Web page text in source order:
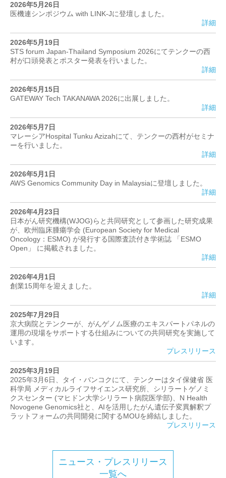
2026年5月26日
医機連シンポジウム with LINK‑Jに登壇しました。
詳細
2026年5月19日
STS forum Japan-Thailand Symposium 2026にてテンクーの西
村が口頭発表とポスター発表を行いました。
詳細
2026年5月15日
GATEWAY Tech TAKANAWA 2026に出展しました。
詳細
2026年5月7日
マレーシアHospital Tunku Azizahにて、テンクーの西村がセミナ
ーを行いました。
詳細
2026年5月1日
AWS Genomics Community Day in Malaysiaに登壇しました。
詳細
2026年4月23日
日本がん研究機構(WJOG)らと共同研究として参画した研究成果
が、欧州臨床腫瘍学会 (European Society for Medical
Oncology：ESMO) が発行する国際査読付き学術誌 「ESMO
Open」 に掲載されました。
詳細
2026年4月1日
創業15周年を迎えました。
詳細
2025年7月29日
京大病院とテンクーが、がんゲノム医療のエキスパートパネルの
運用の現場をサポートする仕組みについての共同研究を実施して
います。
プレスリリース
2025年3月19日
2025年3月6日、タイ・バンコクにて、テンクーはタイ保健省 医
科学局 メディカルライフサイエンス研究所、シリラートゲノミ
クスセンター (マヒドン大学シリラート病院医学部)、N Health
Novogene Genomics社と、AIを活用したがん遺伝子変異解釈プ
ラットフォームの共同開発に関するMOUを締結しました。
プレスリリース
ニュース・プレスリリース
一覧へ